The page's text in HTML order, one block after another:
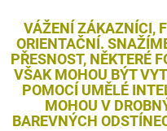
VÁŽENÍ ZÁKAZNÍCI,
ORIENTAČNÍ.
PŘESNOST, NĚKTERÉ
VŠAK MOHOU BÝT
POMOCÍ UMĚLÉ
MOHOU V
BAREVNÝCH